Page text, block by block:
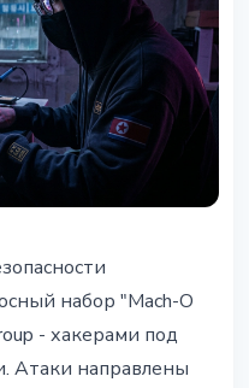
от Lazarus:
пароли
звонки
набор "Mach-O
- хакерами под
Атаки направлены